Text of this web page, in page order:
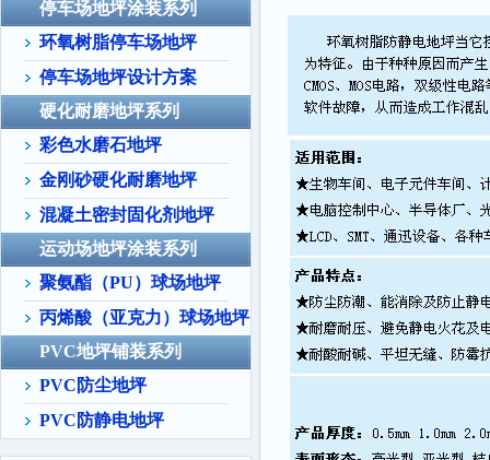
停车场地坪涂装系列
环氧树脂停车场地坪
停车场地坪设计方案
硬化耐磨地坪系列
彩色水磨石地坪
金刚砂硬化耐磨地坪
混凝土密封固化剂地坪
运动场地坪涂装系列
聚氨酯（PU）球场地坪
丙烯酸（亚克力）球场地坪
PVC地坪铺装系列
PVC防尘地坪
PVC防静电地坪